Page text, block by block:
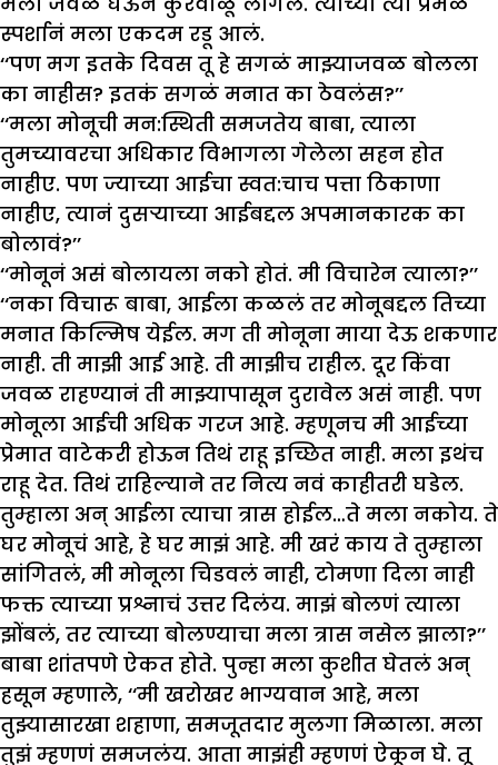
स्पर्शानं मला एकदम रडू आलं.
‘‘पण मग इतके दिवस तू हे सगळं माझ्याजवळ बोलला
का नाहीस? इतकं सगळं मनात का ठेवलंस?’’
‘‘मला मोनूची मन:स्थिती समजतेय बाबा, त्याला
तुमच्यावरचा अधिकार विभागला गेलेला सहन होत
नाहीए. पण ज्याच्या आईचा स्वत:चाच पत्ता ठिकाणा
नाहीए, त्यानं दुसऱ्याच्या आईबद्दल अपमानकारक का
बोलावं?’’
‘‘मोनूनं असं बोलायला नको होतं. मी विचारेन त्याला?’’
‘‘नका विचारू बाबा, आईला कळलं तर मोनूबद्दल तिच्या
मनात किल्मिष येईल. मग ती मोनूना माया देऊ शकणार
नाही. ती माझी आई आहे. ती माझीच राहील. दूर किंवा
जवळ राहण्यानं ती माझ्यापासून दुरावेल असं नाही. पण
मोनूला आईची अधिक गरज आहे. म्हणूनच मी आईच्या
प्रेमात वाटेकरी होऊन तिथं राहू इच्छित नाही. मला इथंच
राहू देत. तिथं राहिल्याने तर नित्य नवं काहीतरी घडेल.
तुम्हाला अन् आईला त्याचा त्रास होईल…ते मला नकोय. ते
घर मोनूचं आहे, हे घर माझं आहे. मी खरं काय ते तुम्हाला
सांगितलं, मी मोनूला चिडवलं नाही, टोमणा दिला नाही
फक्त त्याच्या प्रश्नाचं उत्तर दिलंय. माझं बोलणं त्याला
झोंबलं, तर त्याच्या बोलण्याचा मला त्रास नसेल झाला?’’
बाबा शांतपणे ऐकत होते. पुन्हा मला कुशीत घेतलं अन्
हसून म्हणाले, ‘‘मी खरोखर भाग्यवान आहे, मला
तुझ्यासारखा शहाणा, समजूतदार मुलगा मिळाला. मला
तुझं म्हणणं समजलंय. आता माझंही म्हणणं ऐकून घे. तू